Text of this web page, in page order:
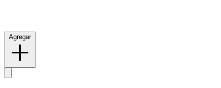
Agregar